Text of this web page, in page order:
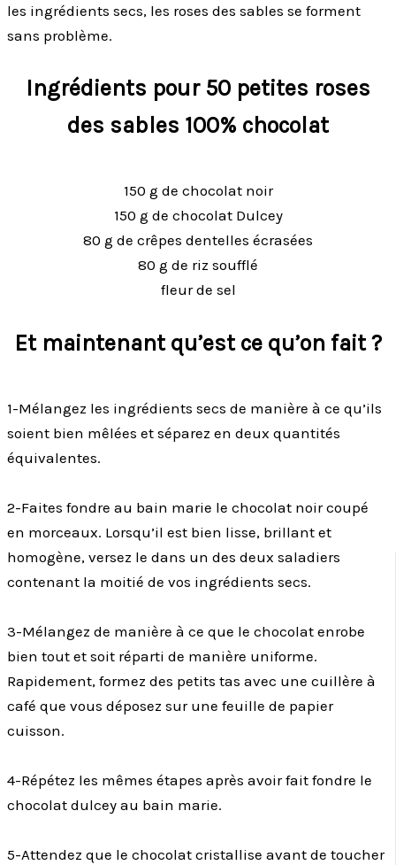
les ingrédients secs, les roses des sables se forment
sans problème.
Ingrédients pour 50 petites roses
des sables 100% chocolat
150 g de chocolat noir
150 g de chocolat Dulcey
80 g de crêpes dentelles écrasées
80 g de riz soufflé
fleur de sel
Et maintenant qu’est ce qu’on fait ?
1-Mélangez les ingrédients secs de manière à ce qu’ils
soient bien mêlées et séparez en deux quantités
équivalentes.
2-Faites fondre au bain marie le chocolat noir coupé
en morceaux. Lorsqu’il est bien lisse, brillant et
homogène, versez le dans un des deux saladiers
contenant la moitié de vos ingrédients secs.
3-Mélangez de manière à ce que le chocolat enrobe
bien tout et soit réparti de manière uniforme.
Rapidement, formez des petits tas avec une cuillère à
café que vous déposez sur une feuille de papier
cuisson.
4-Répétez les mêmes étapes après avoir fait fondre le
chocolat dulcey au bain marie.
5-Attendez que le chocolat cristallise avant de toucher